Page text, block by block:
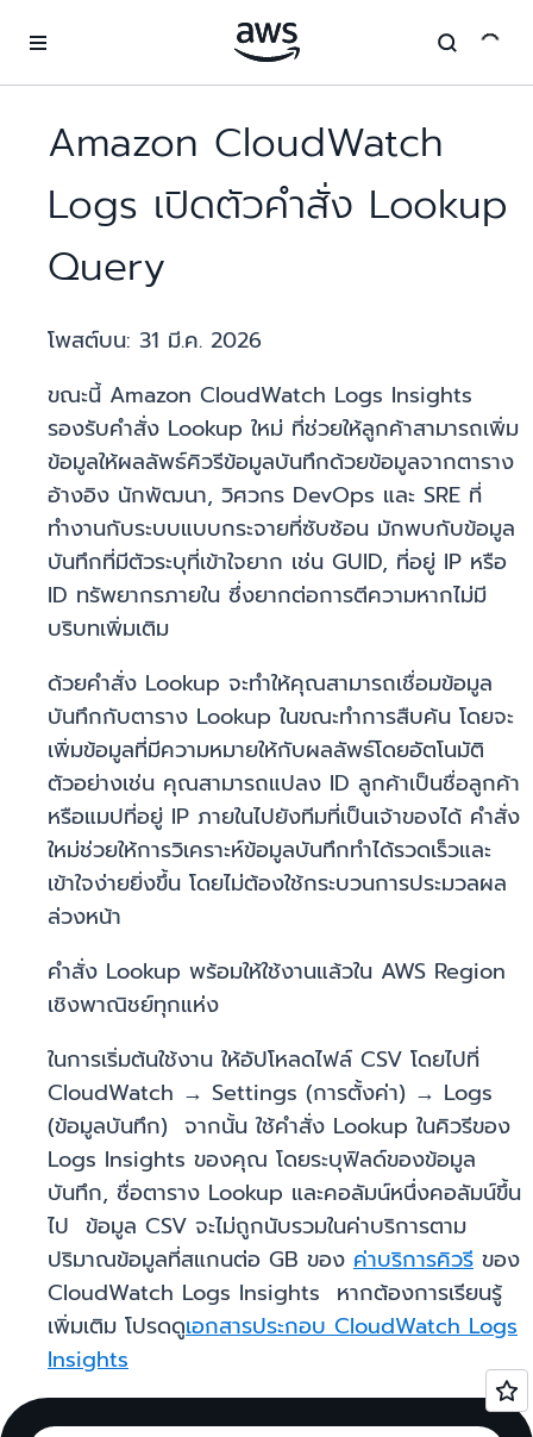
Amazon CloudWatch
Logs เปิดตัวคำสั่ง Lookup
Query
โพสต์บน: 31 มี.ค. 2026
ขณะนี้ Amazon CloudWatch Logs Insights
รองรับคำสั่ง Lookup ใหม่ ที่ช่วยให้ลูกค้าสามารถเพิ่ม
ข้อมูลให้ผลลัพธ์คิวรีข้อมูลบันทึกด้วยข้อมูลจากตาราง
อ้างอิง นักพัฒนา, วิศวกร DevOps และ SRE ที่
ทำงานกับระบบแบบกระจายที่ซับซ้อน มักพบกับข้อมูล
บันทึกที่มีตัวระบุที่เข้าใจยาก เช่น GUID, ที่อยู่ IP หรือ
ID ทรัพยากรภายใน ซึ่งยากต่อการตีความหากไม่มี
บริบทเพิ่มเติม
ด้วยคำสั่ง Lookup จะทำให้คุณสามารถเชื่อมข้อมูล
บันทึกกับตาราง Lookup ในขณะทำการสืบค้น โดยจะ
เพิ่มข้อมูลที่มีความหมายให้กับผลลัพธ์โดยอัตโนมัติ
ตัวอย่างเช่น คุณสามารถแปลง ID ลูกค้าเป็นชื่อลูกค้า
หรือแมปที่อยู่ IP ภายในไปยังทีมที่เป็นเจ้าของได้ คำสั่ง
ใหม่ช่วยให้การวิเคราะห์ข้อมูลบันทึกทำได้รวดเร็วและ
เข้าใจง่ายยิ่งขึ้น โดยไม่ต้องใช้กระบวนการประมวลผล
ล่วงหน้า
คำสั่ง Lookup พร้อมให้ใช้งานแล้วใน AWS Region
เชิงพาณิชย์ทุกแห่ง
ในการเริ่มต้นใช้งาน ให้อัปโหลดไฟล์ CSV โดยไปที่
CloudWatch → Settings (การตั้งค่า) → Logs
(ข้อมูลบันทึก) จากนั้น ใช้คำสั่ง Lookup ในคิวรีของ
Logs Insights ของคุณ โดยระบุฟิลด์ของข้อมูล
บันทึก, ชื่อตาราง Lookup และคอลัมน์หนึ่งคอลัมน์ขึ้น
ไป ข้อมูล CSV จะไม่ถูกนับรวมในค่าบริการตาม
ปริมาณข้อมูลที่สแกนต่อ GB ของ ค่าบริการคิวรี ของ
CloudWatch Logs Insights หากต้องการเรียนรู้
เพิ่มเติม โปรดดูเอกสารประกอบ CloudWatch Logs
Insights